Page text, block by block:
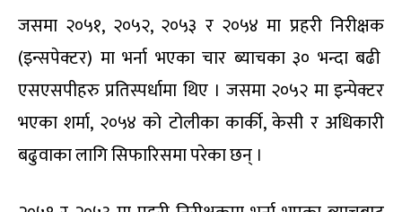
जसमा २०५१, २०५२, २०५३ र २०५४ मा प्रहरी निरीक्षक
(इन्सपेक्टर) मा भर्ना भएका चार ब्याचका ३० भन्दा बढी
एसएसपीहरु प्रतिस्पर्धामा थिए । जसमा २०५२ मा इन्पेक्टर
भएका शर्मा, २०५४ को टोलीका कार्की, केसी र अधिकारी
बढुवाका लागि सिफारिसमा परेका छन् ।